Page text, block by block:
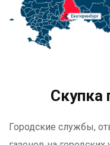
Скупка
Городские службы,